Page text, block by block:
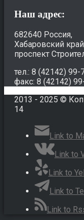
Наш адрес:
682640 Россия,
Хабаровский
проспект
тел.: 8 (42142) 99-
факс: 8 (42142)
2013 - 2025 ©
14
Link to
Link to
Link to
Link to
Link to